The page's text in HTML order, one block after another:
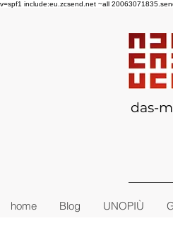
v=spf1 include:eu.zcsend.net ~all
das-
home Blog UNOPIÙ